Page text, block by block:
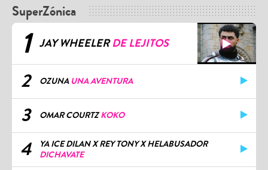
SuperZónica
1 JAY WHEELERDE LEJITOS
2 OZUNA UNA AVENTURA
3 OMAR COURTZKOKO
4
YA ICE DILAN X REY TONY X HELABUSADOR
DICHAVATE